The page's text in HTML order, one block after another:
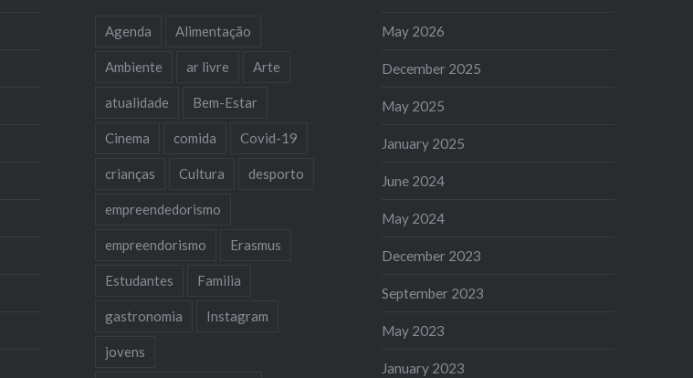
Agenda Alimentação
Ambiente ar livre Arte
atualidade Bem-Estar
Cinema comida Covid-19
crianças Cultura desporto
empreendedorismo
empreendorismo Erasmus
Estudantes Familia
gastronomia Instagram
jovens
May 2026
December 2025
May 2025
January 2025
June 2024
May 2024
December 2023
September 2023
May 2023
January 2023